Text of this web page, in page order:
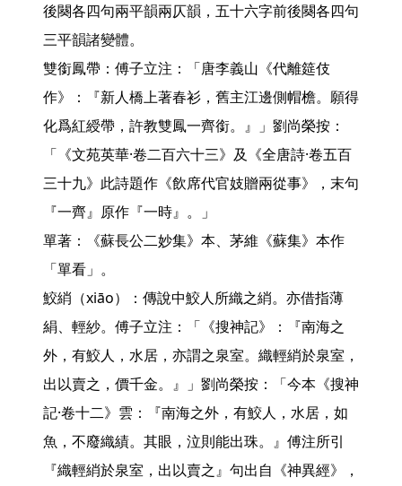
後闋各四句兩平韻兩仄韻，五十六字前後闋各四句
三平韻諸變體。
雙銜鳳帶：傅子立注：「唐李義山《代離筵伎
作》：『新人橋上著春衫，舊主江邊側帽檐。願得
化爲紅綬帶，許教雙鳳一齊銜。』」劉尚榮按：
「《文苑英華·卷二百六十三》及《全唐詩·卷五百
三十九》此詩題作《飲席代官妓贈兩從事》，末句
『一齊』原作『一時』。」
單著：《蘇長公二妙集》本、茅維《蘇集》本作
「單看」。
鮫綃（xiāo）：傳說中鮫人所織之綃。亦借指薄
絹、輕紗。傅子立注：「《搜神記》：『南海之
外，有鮫人，水居，亦謂之泉室。織輕綃於泉室，
出以賣之，價千金。』」劉尚榮按：「今本《搜神
記·卷十二》雲：『南海之外，有鮫人，水居，如
魚，不廢織績。其眼，泣則能出珠。』傅注所引
『織輕綃於泉室，出以賣之』句出自《神異經》，